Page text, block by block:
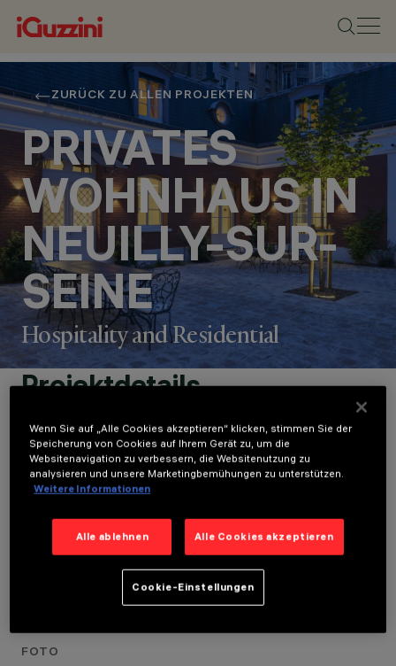
ZURÜCK ZU ALLEN PROJEKTEN
PRIVATES
WOHNHAUS IN
NEUILLY-SUR-
SEINE
Hospitality and Residential
STANDORT
NEUILLY-SUR-SEINE,
OLIVIER ROUX
Projektdetails
LOCATION
NEUILLY-SUR-SEINE,
FRANCE
JAHR
PRIVATE
FOTO
Wenn Sie auf „Alle Cookies akzeptieren“ klicken, stimmen Sie der
Speicherung von Cookies auf Ihrem Gerät zu, um die
Websitenavigation zu verbessern, die Websitenutzung zu
analysieren und unsere Marketingbemühungen zu unterstützen.
Weitere Informationen
Alle ablehnen Alle Cookies akzeptieren
Cookie-Einstellungen